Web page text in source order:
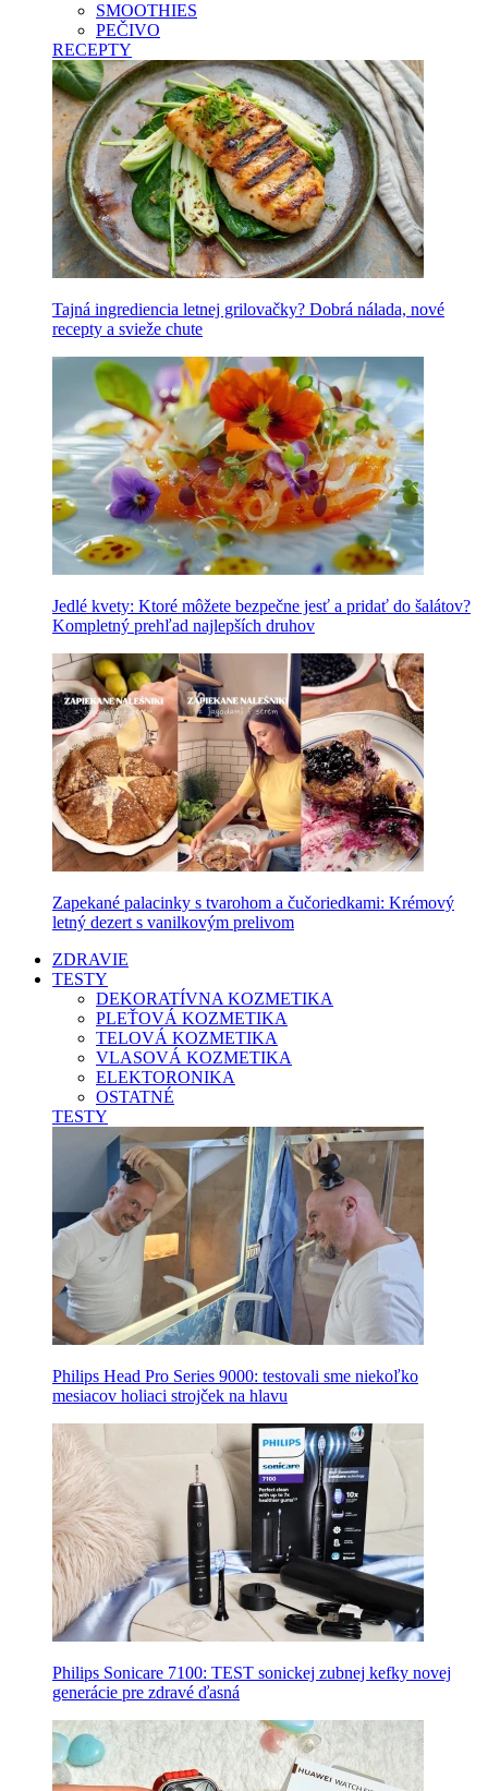
SMOOTHIES
PEČIVO
RECEPTY
Tajná ingrediencia letnej grilovačky? Dobrá nálada, nové
recepty a svieže chute
Jedlé kvety: Ktoré môžete bezpečne jesť a pridať do šalátov?
Kompletný prehľad najlepších druhov
Zapekané palacinky s tvarohom a čučoriedkami: Krémový
letný dezert s vanilkovým prelivom
ZDRAVIE
TESTY
DEKORATÍVNA KOZMETIKA
PLEŤOVÁ KOZMETIKA
TELOVÁ KOZMETIKA
VLASOVÁ KOZMETIKA
ELEKTORONIKA
OSTATNÉ
TESTY
Philips Head Pro Series 9000: testovali sme niekoľko
mesiacov holiaci strojček na hlavu
Philips Sonicare 7100: TEST sonickej zubnej kefky novej
generácie pre zdravé ďasná